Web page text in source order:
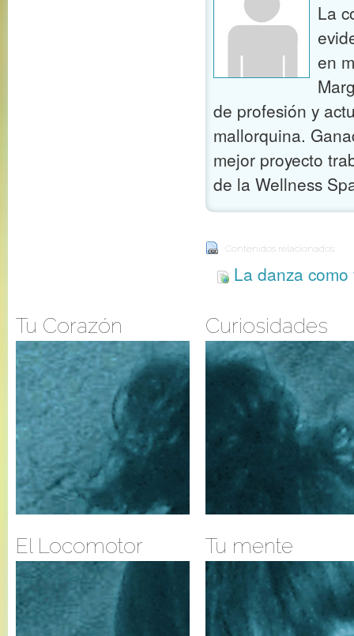
La
en
de profesión y
mallorquina.
mejor proyecto
de la Wellness
Contenidos relacionados:
La danza
Tu Corazón
El Locomotor
Curiosidades
Tu mente